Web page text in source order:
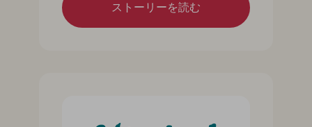
ストーリーを読む